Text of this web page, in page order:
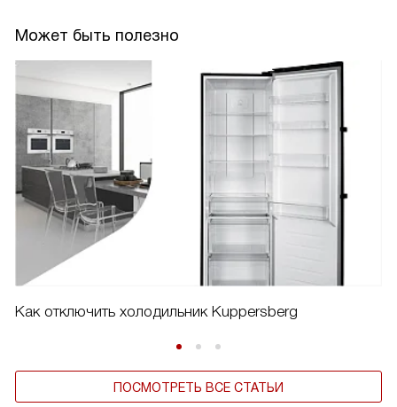
Может быть полезно
Как отключить холодильник Kuppersberg
ПОСМОТРЕТЬ ВСЕ СТАТЬИ